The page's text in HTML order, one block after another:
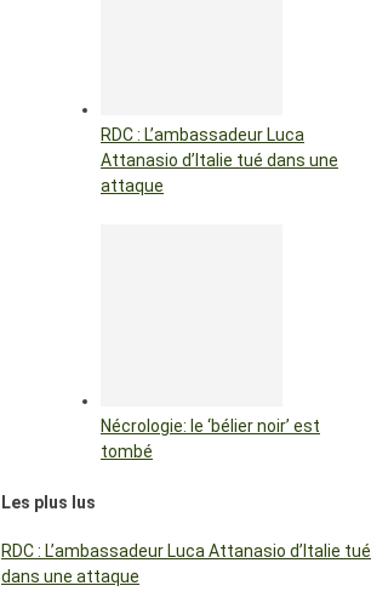
RDC : L’ambassadeur Luca
Attanasio d’Italie tué dans une
attaque
Nécrologie: le ‘bélier noir’ est
tombé
Les plus lus
RDC : L’ambassadeur Luca Attanasio d’Italie tué
dans une attaque